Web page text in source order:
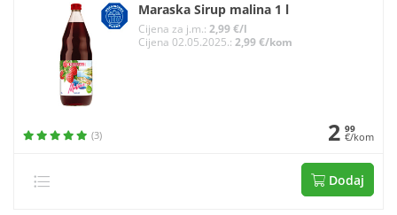
Maraska Sirup malina 1 l
Cijena za j.m.: 2,99 €/l
Cijena 02.05.2025.: 2,99 €/kom
(3) 2 99
€/kom
Dodaj